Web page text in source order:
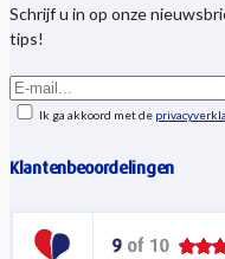
Schrijf u in op onze
tips!
Ik ga akkoord met de
Klantenbeoordelingen